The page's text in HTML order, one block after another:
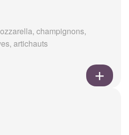
champignons,
artichauts